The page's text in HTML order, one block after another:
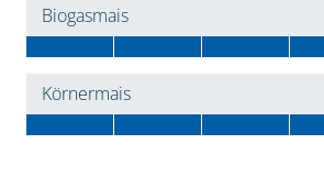
Biogasmais
Körnermais